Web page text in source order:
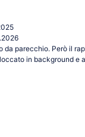
da parecchio. Però il
in background e